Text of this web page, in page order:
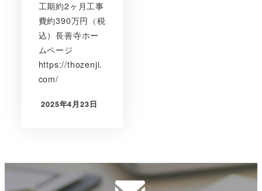
工期約2ヶ月工事
費約390万円（税
込）長善寺ホー
ムページ
https://thozenji.
com/
投稿日
2025年4月23日